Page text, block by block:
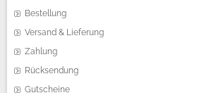
Bestellung
Versand & Lieferung
Zahlung
Rücksendung
Gutscheine